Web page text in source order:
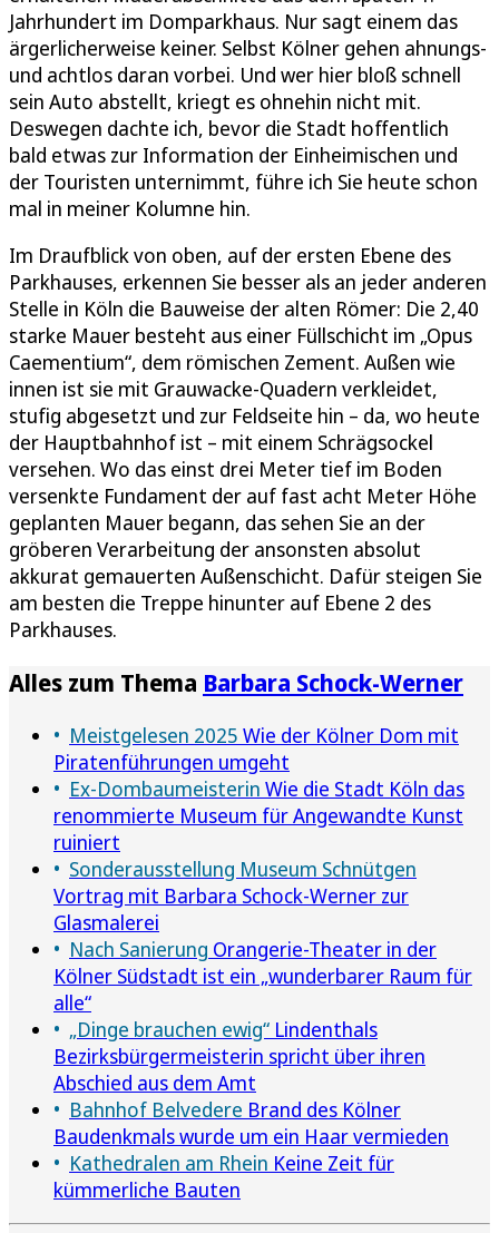
Jahrhundert im Domparkhaus. Nur sagt einem das
ärgerlicherweise keiner. Selbst Kölner gehen ahnungs-
und achtlos daran vorbei. Und wer hier bloß schnell
sein Auto abstellt, kriegt es ohnehin nicht mit.
Deswegen dachte ich, bevor die Stadt hoffentlich
bald etwas zur Information der Einheimischen und
der Touristen unternimmt, führe ich Sie heute schon
mal in meiner Kolumne hin.
Im Draufblick von oben, auf der ersten Ebene des
Parkhauses, erkennen Sie besser als an jeder anderen
Stelle in Köln die Bauweise der alten Römer: Die 2,40
starke Mauer besteht aus einer Füllschicht im „Opus
Caementium“, dem römischen Zement. Außen wie
innen ist sie mit Grauwacke-Quadern verkleidet,
stufig abgesetzt und zur Feldseite hin – da, wo heute
der Hauptbahnhof ist – mit einem Schrägsockel
versehen. Wo das einst drei Meter tief im Boden
versenkte Fundament der auf fast acht Meter Höhe
geplanten Mauer begann, das sehen Sie an der
gröberen Verarbeitung der ansonsten absolut
akkurat gemauerten Außenschicht. Dafür steigen Sie
am besten die Treppe hinunter auf Ebene 2 des
Parkhauses.
Alles zum Thema Barbara Schock-Werner
Meistgelesen 2025 Wie der Kölner Dom mit
Piratenführungen umgeht
Ex-Dombaumeisterin Wie die Stadt Köln das
renommierte Museum für Angewandte Kunst
ruiniert
Sonderausstellung Museum Schnütgen
Vortrag mit Barbara Schock-Werner zur
Glasmalerei
Nach Sanierung Orangerie-Theater in der
Kölner Südstadt ist ein „wunderbarer Raum für
alle“
„Dinge brauchen ewig“ Lindenthals
Bezirksbürgermeisterin spricht über ihren
Abschied aus dem Amt
Bahnhof Belvedere Brand des Kölner
Baudenkmals wurde um ein Haar vermieden
Kathedralen am Rhein Keine Zeit für
kümmerliche Bauten